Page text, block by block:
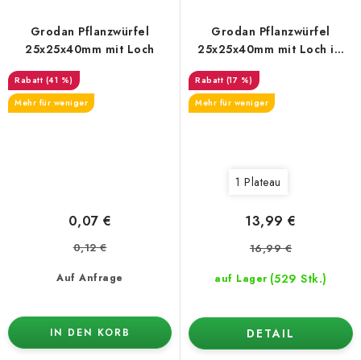
Grodan Pflanzwürfel
25x25x40mm mit Loch
(41 %)
Mehr für weniger
Auf Anfrage
0,07 €
0,12 €
IN DEN KORB
Grodan Pflanzwürfel
25x25x40mm mit Loch im
Setzling, 150 Stück
(17 %)
Mehr für weniger
1 Plateau
auf Lager (529 Stk.)
13,99 €
16,99 €
DETAIL